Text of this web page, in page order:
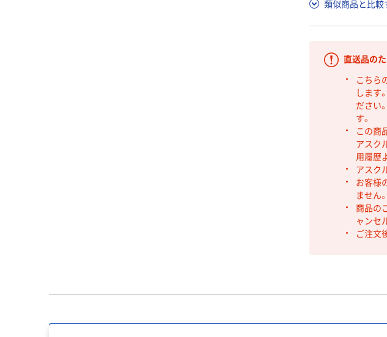
類似商品と比較
直送品のた
こちら
します
ださい
す。
この商
アスク
用履歴
アスク
お客様
ません。
商品の
ャンセ
ご注文